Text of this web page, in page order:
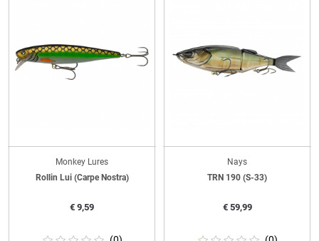
Monkey Lures
Rollin Lui (Carpe Nostra)
€ 9,59
Nays
TRN 190 (S-33)
€59,99